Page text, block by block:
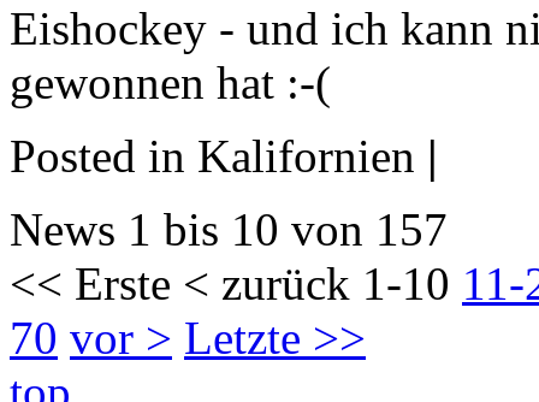
Eishockey - und ich kann
gewonnen hat :-(
Posted in Kalifornien |
News 1 bis 10 von 157
<< Erste < zurück 1-10 11-
70 vor > Letzte >>
top